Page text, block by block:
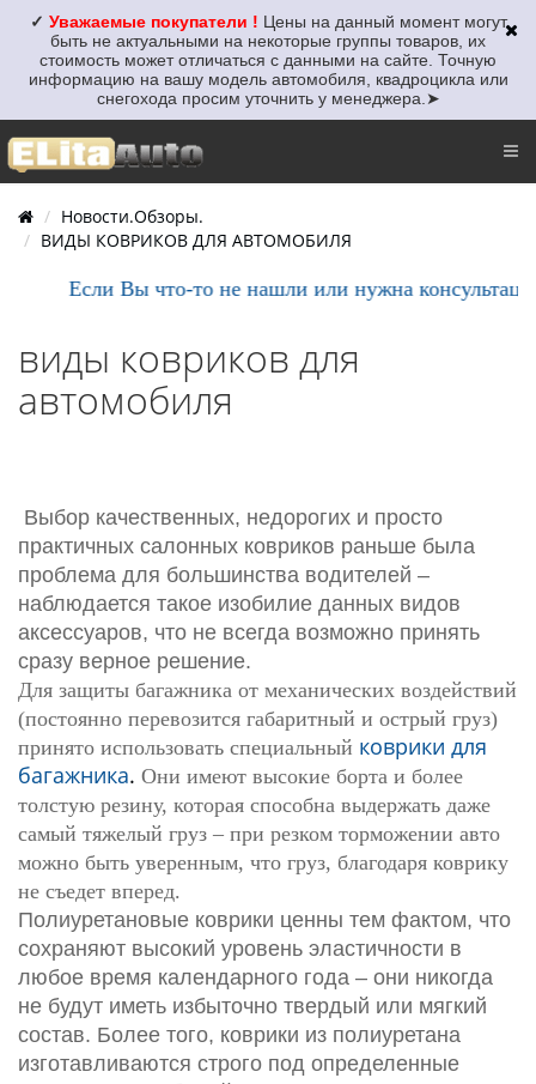
✓ Уважаемые покупатели ! Цены на данный момент могут
быть не актуальными на некоторые группы товаров, их
стоимость может отличаться с данными на сайте. Точную
информацию на вашу модель автомобиля, квадроцикла или
снегохода просим уточнить у менеджера. ➤
Новости.Обзоры.
ВИДЫ КОВРИКОВ ДЛЯ АВТОМОБИЛЯ
Если Вы что-то не нашли или нужна
виды ковриков для
автомобиля
Выбор качественных, недорогих и просто
практичных салонных ковриков раньше была
проблема для большинства водителей –
наблюдается такое изобилие данных видов
аксессуаров, что не всегда возможно принять
сразу верное решение.
Для защиты багажника от механических воздействий
(постоянно перевозится габаритный и острый груз)
принято использовать специальный коврики для
багажника. Они имеют высокие борта и более
толстую резину, которая способна выдержать даже
самый тяжелый груз – при резком торможении авто
можно быть уверенным, что груз, благодаря коврику
не съедет вперед.
Полиуретановые коврики ценны тем фактом, что
сохраняют высокий уровень эластичности в
любое время календарного года – они никогда
не будут иметь избыточно твердый или мягкий
состав. Более того, коврики из полиуретана
изготавливаются строго под определенные